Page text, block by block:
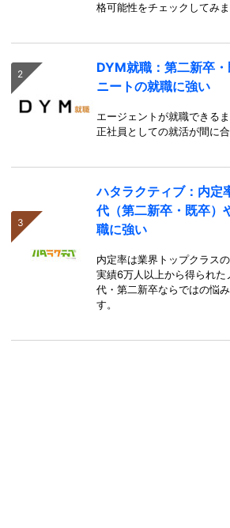
格可能性をチェックしてみま
DYM就職：第二新卒・
ニートの就職に強い
エージェントが就職できる
正社員としての就活が間に合
ハタラクティブ：内
代（第二新卒・既卒）
職に強い
内定率は業界トップクラス
実績6万人以上から得られ
代・第二新卒ならではの悩
す。